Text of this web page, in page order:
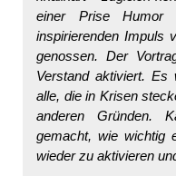
einer Prise
inspirierenden Impuls
genossen. Der
Verstand aktiviert. Es
alle, die in Krisen
anderen Gründen.
gemacht, wie wichtig
wieder zu aktivieren